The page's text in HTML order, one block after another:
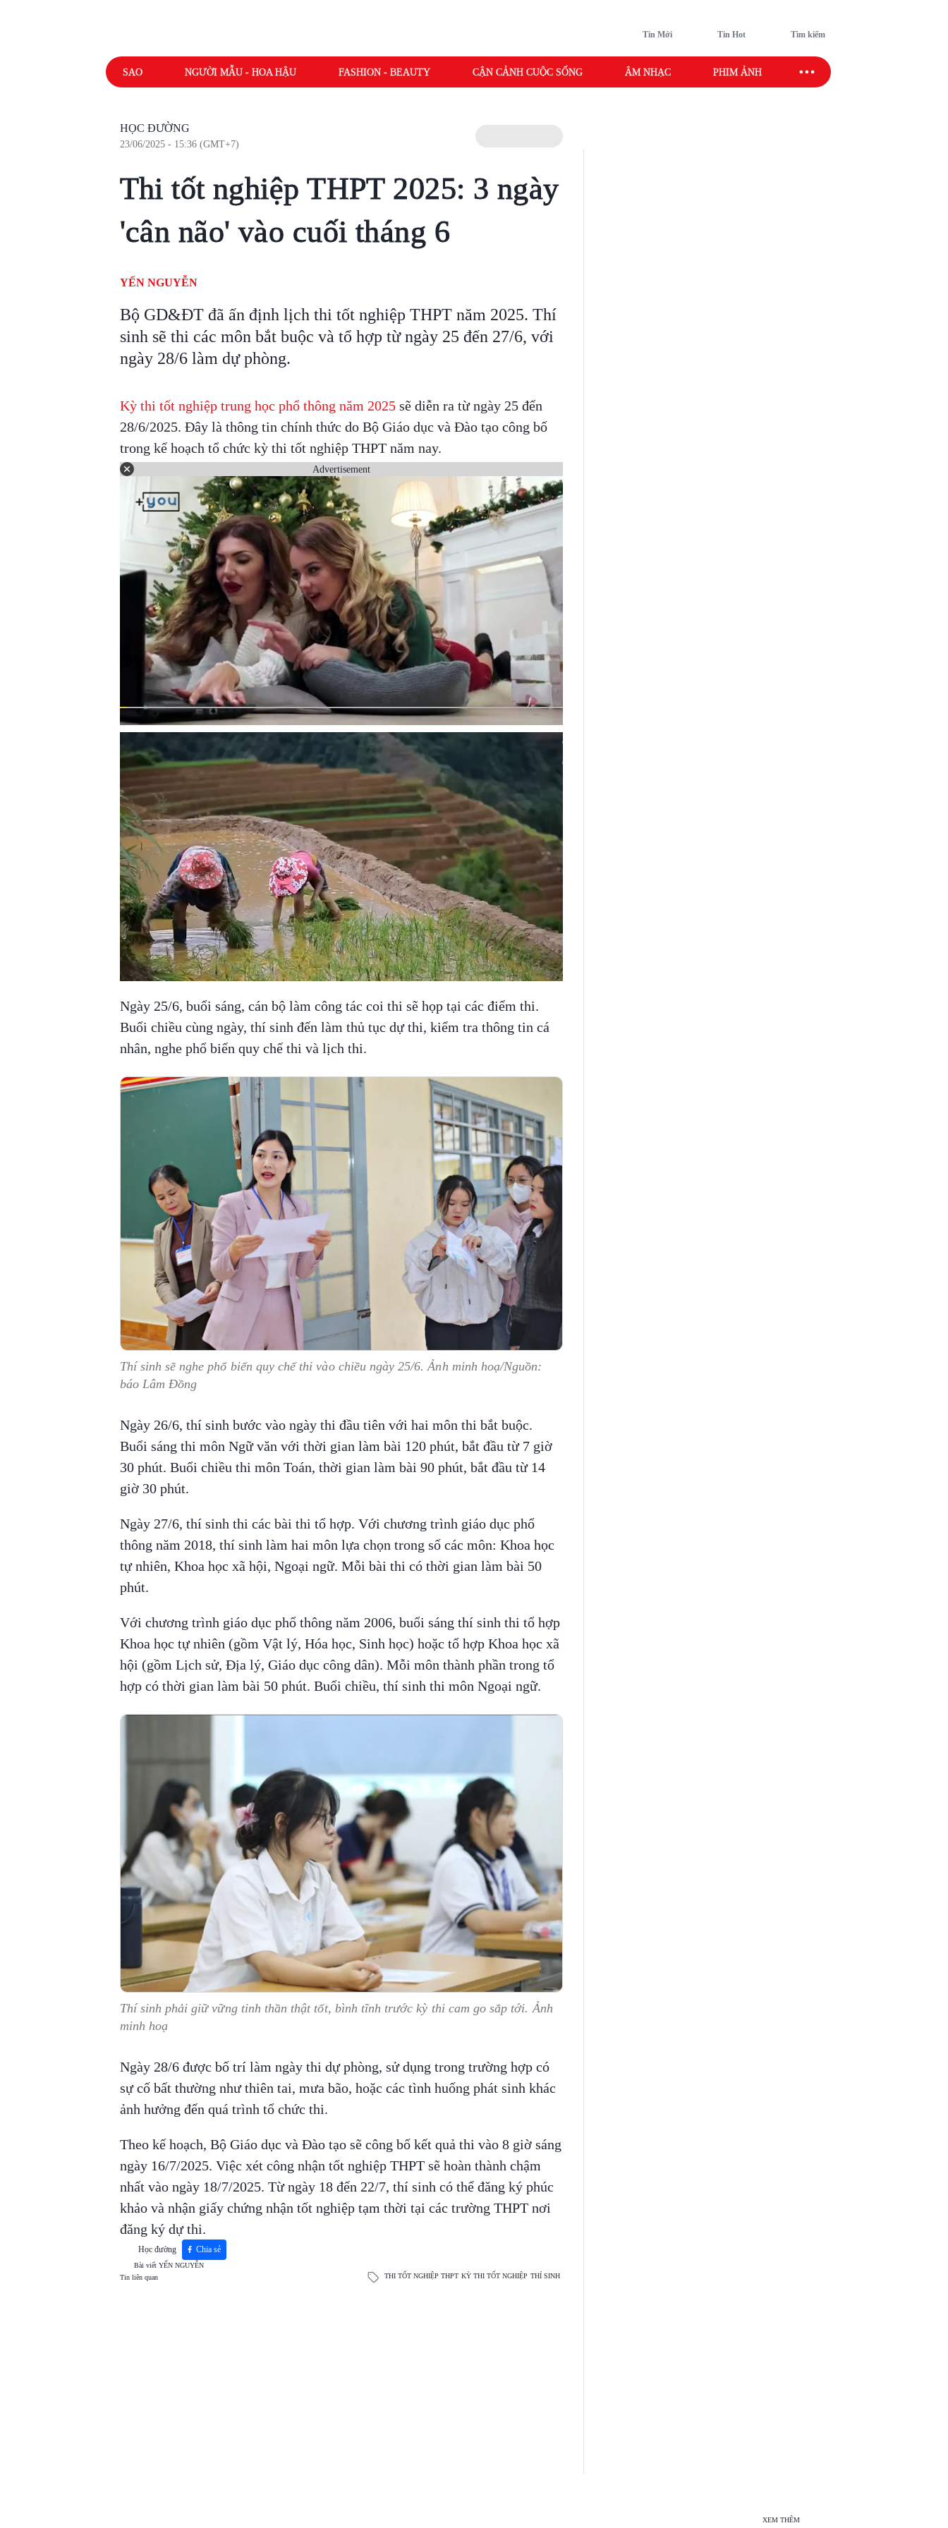
Tin Mới Tin Hot Tìm kiếm
SAO NGƯỜI MẪU - HOA HẬU FASHION - BEAUTY CẬN CẢNH CUỘC SỐNG ÂM NHẠC PHIM ẢNH SAO SPORT
HỌC ĐƯỜNG
23/06/2025 - 15:36 (GMT+7)
Thi tốt nghiệp THPT 2025: 3 ngày
'cân não' vào cuối tháng 6
YẾN NGUYỄN
Bộ GD&ĐT đã ấn định lịch thi tốt nghiệp THPT năm 2025. Thí
sinh sẽ thi các môn bắt buộc và tổ hợp từ ngày 25 đến 27/6, với
ngày 28/6 làm dự phòng.
Kỳ thi tốt nghiệp trung học phổ thông năm 2025 sẽ diễn ra từ ngày 25 đến
28/6/2025. Đây là thông tin chính thức do Bộ Giáo dục và Đào tạo công bố
trong kế hoạch tổ chức kỳ thi tốt nghiệp THPT năm nay.
Advertisement
Ngày 25/6, buổi sáng, cán bộ làm công tác coi thi sẽ họp tại các điểm thi.
Buổi chiều cùng ngày, thí sinh đến làm thủ tục dự thi, kiểm tra thông tin cá
nhân, nghe phổ biến quy chế thi và lịch thi.
Thí sinh sẽ nghe phổ biến quy chế thi vào chiều ngày 25/6. Ảnh minh hoạ/Nguồn:
báo Lâm Đồng
Ngày 26/6, thí sinh bước vào ngày thi đầu tiên với hai môn thi bắt buộc.
Buổi sáng thi môn Ngữ văn với thời gian làm bài 120 phút, bắt đầu từ 7 giờ
30 phút. Buổi chiều thi môn Toán, thời gian làm bài 90 phút, bắt đầu từ 14
giờ 30 phút.
Ngày 27/6, thí sinh thi các bài thi tổ hợp. Với chương trình giáo dục phổ
thông năm 2018, thí sinh làm hai môn lựa chọn trong số các môn: Khoa học
tự nhiên, Khoa học xã hội, Ngoại ngữ. Mỗi bài thi có thời gian làm bài 50
phút.
Với chương trình giáo dục phổ thông năm 2006, buổi sáng thí sinh thi tổ hợp
Khoa học tự nhiên (gồm Vật lý, Hóa học, Sinh học) hoặc tổ hợp Khoa học xã
hội (gồm Lịch sử, Địa lý, Giáo dục công dân). Mỗi môn thành phần trong tổ
hợp có thời gian làm bài 50 phút. Buổi chiều, thí sinh thi môn Ngoại ngữ.
Thí sinh phải giữ vững tinh thần thật tốt, bình tĩnh trước kỳ thi cam go sắp tới. Ảnh
minh hoạ
Ngày 28/6 được bố trí làm ngày thi dự phòng, sử dụng trong trường hợp có
sự cố bất thường như thiên tai, mưa bão, hoặc các tình huống phát sinh khác
ảnh hưởng đến quá trình tổ chức thi.
Theo kế hoạch, Bộ Giáo dục và Đào tạo sẽ công bố kết quả thi vào 8 giờ sáng
ngày 16/7/2025. Việc xét công nhận tốt nghiệp THPT sẽ hoàn thành chậm
nhất vào ngày 18/7/2025. Từ ngày 18 đến 22/7, thí sinh có thể đăng ký phúc
khảo và nhận giấy chứng nhận tốt nghiệp tạm thời tại các trường THPT nơi
đăng ký dự thi.
Học đường Chia sẻ
Bài viết YẾN NGUYỄN
Tin liên quan
THI TỐT NGHIỆP THPT KỲ THI TỐT NGHIỆP THÍ SINH
XEM THÊM